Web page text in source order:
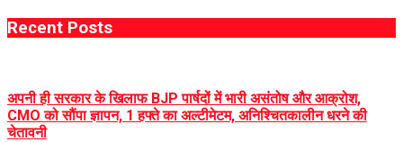
Recent Posts
अपनी ही सरकार के खिलाफ BJP पार्षदों में भारी असंतोष और आक्रोश,
CMO को सौंपा ज्ञापन, 1 हफ्ते का अल्टीमेटम, अनिश्चितकालीन धरने की
चेतावनी